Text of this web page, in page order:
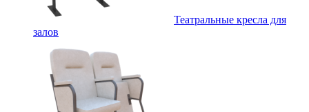
Театральные кресла для
залов